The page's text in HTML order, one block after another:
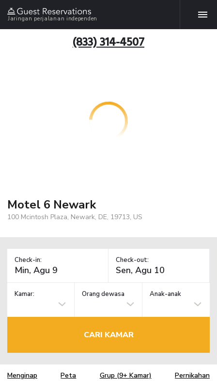
Jaringan perjalanan independen
(833) 314-4507
Motel 6 Newark
100 Mcintosh Plaza, Newark, DE, 19713, US
Check-in: Check-out:
Kamar: Orang dewasa Anak-anak
CARI KAMAR
Menginap Peta Grup (9+ Kamar) Pernikahan